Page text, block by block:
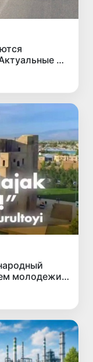
40
молодежи